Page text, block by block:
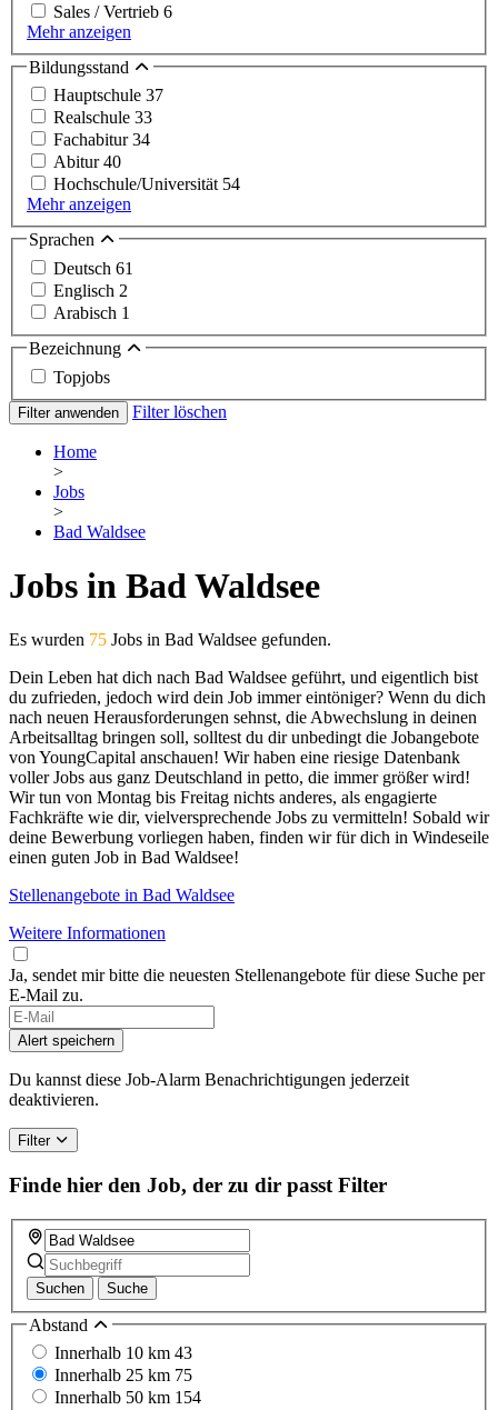
Sales / Vertrieb 6
Mehr anzeigen
Bildungsstand
Hauptschule 37
Realschule 33
Fachabitur34
Abitur40
Hochschule/Universität 54
Mehr anzeigen
Sprachen
Deutsch 61
Englisch 2
Arabisch 1
Bezeichnung
Topjobs
Filter anwenden Filter löschen
Home
>
Jobs
>
Bad Waldsee
Jobs in Bad Waldsee
Es wurden 75 Jobs in Bad Waldsee gefunden.
Dein Leben hat dich nach Bad Waldsee geführt, und eigentlich bist
du zufrieden, jedoch wird dein Job immer eintöniger? Wenn du dich
nach neuen Herausforderungen sehnst, die Abwechslung in deinen
Arbeitsalltag bringen soll, solltest du dir unbedingt die Jobangebote
von YoungCapital anschauen! Wir haben eine riesige Datenbank
voller Jobs aus ganz Deutschland in petto, die immer größer wird!
Wir tun von Montag bis Freitag nichts anderes, als engagierte
Fachkräfte wie dir, vielversprechende Jobs zu vermitteln! Sobald wir
deine Bewerbung vorliegen haben, finden wir für dich in Windeseile
einen guten Job in Bad Waldsee!
Stellenangebote in Bad Waldsee
Weitere Informationen
Ja, sendet mir bitte die neuesten Stellenangebote für diese Suche per
E-Mail zu.
Alert speichern
Du kannst diese Job-Alarm Benachrichtigungen jederzeit
deaktivieren.
Filter
Finde hier den Job, der zu dir passt Filter
Suchen Suche
Abstand
Innerhalb 10 km 43
Innerhalb 25 km 75
Innerhalb 50 km 154